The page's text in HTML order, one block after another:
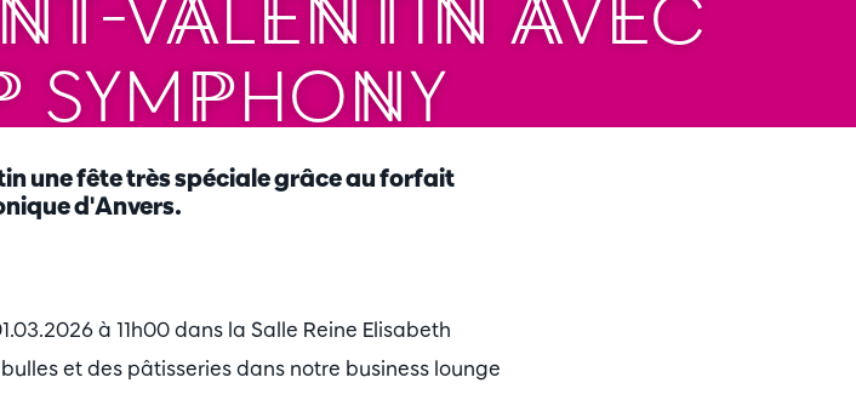
une fête très spéciale grâce au forfait
d'Anvers.
à 11h00 dans la Salle Reine Elisabeth
et des pâtisseries dans notre business lounge